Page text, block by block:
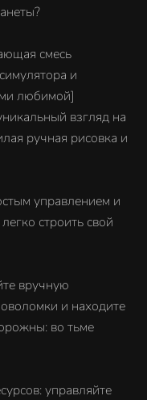
смесь
и
любимой]
взгляд на
ручная рисовка и
управлением и
строить свой
вручную
и находите
во тьме
управляйте